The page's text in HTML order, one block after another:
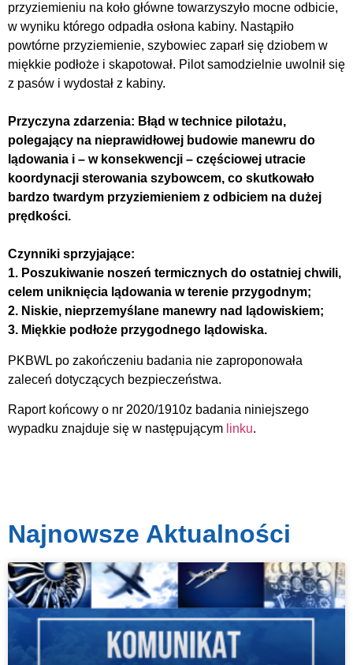
przyziemieniu na koło główne towarzyszyło mocne odbicie,
w wyniku którego odpadła osłona kabiny. Nastąpiło
powtórne przyziemienie, szybowiec zaparł się dziobem w
miękkie podłoże i skapotował. Pilot samodzielnie uwolnił się
z pasów i wydostał z kabiny.
Przyczyna zdarzenia: Błąd w technice pilotażu,
polegający na nieprawidłowej budowie manewru do
lądowania i – w konsekwencji – częściowej utracie
koordynacji sterowania szybowcem, co skutkowało
bardzo twardym przyziemieniem z odbiciem na dużej
prędkości.
Czynniki sprzyjające:
1. Poszukiwanie noszeń termicznych do ostatniej chwili,
celem uniknięcia lądowania w terenie przygodnym;
2. Niskie, nieprzemyślane manewry nad lądowiskiem;
3. Miękkie podłoże przygodnego lądowiska.
PKBWL po zakończeniu badania nie zaproponowała
zaleceń dotyczących bezpieczeństwa.
Raport końcowy o nr 2020/1910z badania niniejszego
wypadku znajduje się w następującym linku.
Najnowsze Aktualności